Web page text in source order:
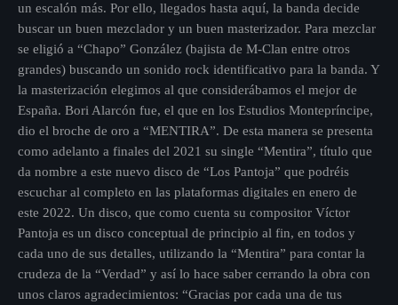
un escalón más. Por ello, llegados hasta aquí, la banda decide
buscar un buen mezclador y un buen masterizador. Para mezclar
se eligió a “Chapo” González (bajista de M-Clan entre otros
grandes) buscando un sonido rock identificativo para la banda. Y
la masterización elegimos al que considerábamos el mejor de
España. Bori Alarcón fue, el que en los Estudios Montepríncipe,
dio el broche de oro a “MENTIRA”. De esta manera se presenta
como adelanto a finales del 2021 su single “Mentira”, título que
da nombre a este nuevo disco de “Los Pantoja” que podréis
escuchar al completo en las plataformas digitales en enero de
este 2022. Un disco, que como cuenta su compositor Víctor
Pantoja es un disco conceptual de principio al fin, en todos y
cada uno de sus detalles, utilizando la “Mentira” para contar la
crudeza de la “Verdad” y así lo hace saber cerrando la obra con
unos claros agradecimientos: “Gracias por cada una de tus